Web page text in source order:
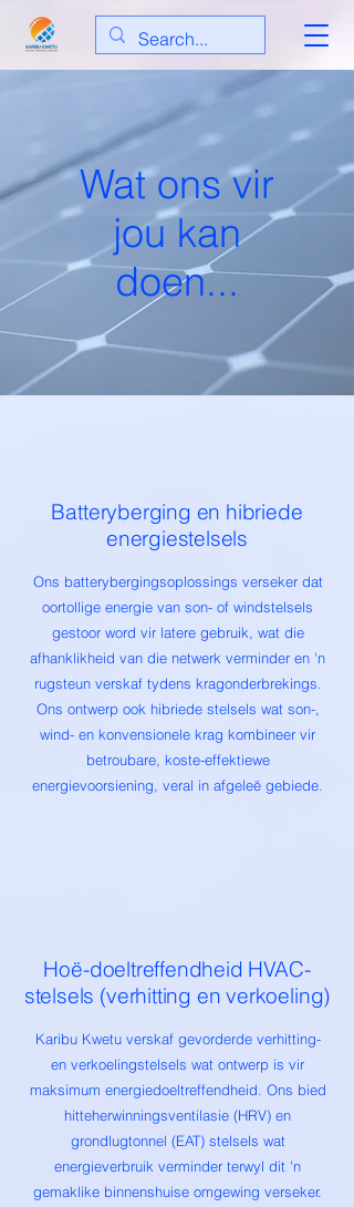
Wat ons vir
jou kan
doen...
Batteryberging en hibriede
energiestelsels
Ons batterybergingsoplossings verseker dat
oortollige energie van son- of windstelsels
gestoor word vir latere gebruik, wat die
afhanklikheid van die netwerk verminder en 'n
rugsteun verskaf tydens kragonderbrekings.
Ons ontwerp ook hibriede stelsels wat son-,
wind- en konvensionele krag kombineer vir
betroubare, koste-effektiewe
energievoorsiening, veral in afgeleë gebiede.
Hoë-doeltreffendheid HVAC-
stelsels (verhitting en verkoeling)
Karibu Kwetu verskaf gevorderde verhitting-
en verkoelingstelsels wat ontwerp is vir
maksimum energiedoeltreffendheid. Ons bied
hitteherwinningsventilasie (HRV) en
grondlugtonnel (EAT) stelsels wat
energieverbruik verminder terwyl dit 'n
gemaklike binnenshuise omgewing verseker.